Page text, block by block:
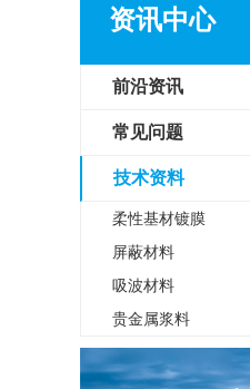
资讯中心
前沿资讯
常见问题
技术资料
柔性基材镀膜
屏蔽材料
吸波材料
贵金属浆料